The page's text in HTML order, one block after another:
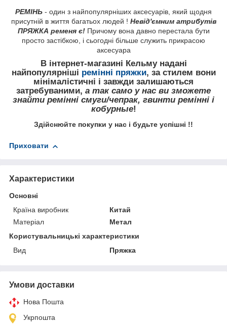
РЕМІНЬ - один з найпопулярніших аксесуарів, який щодня
присутній в життя багатьох людей ! Невід'ємним атрибутів
ПРЯЖКА ременя є! Причому вона давно перестала бути
просто застібкою, і сьогодні більше служить прикрасою
аксесуара
В інтернет-магазині Кельму надані
найпопулярніші ремінні пряжки, за стилем вони
мінімалістичні і завжди залишаються
затребуваними, а так само у нас ви зможете
знайти ремінні смуги/чепрак, гвинти ремінні і
кобурные!
Здійснюйте покупки у нас і будьте успішні !!
Приховати
Характеристики
Основні
Країна виробник
Китай
Матеріал
Метал
Користувальницькі характеристики
Вид
Пряжка
Умови доставки
Нова Пошта
Укрпошта